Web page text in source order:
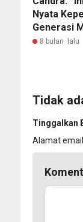
Nyata
Generasi
8 bulan lalu
Tidak
Tinggalkan
Alamat